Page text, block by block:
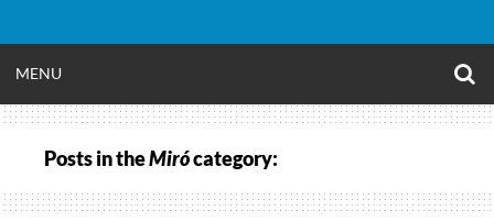
MENU
MENU
Posts in theMirócategory: